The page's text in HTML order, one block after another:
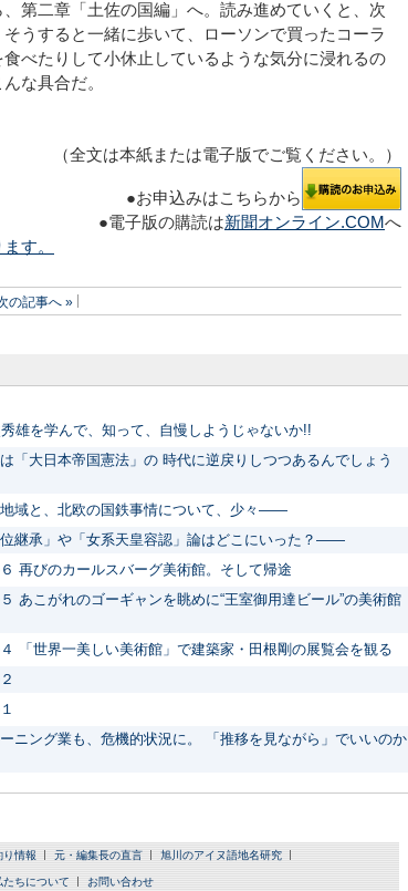
第二章「土佐の国編」へ。読み進めていくと、次
うすると一緒に歩いて、ローソンで買ったコーラ
べたりして小休止しているような気分に浸れるの
な具合だ。
（全文は本紙または電子版でご覧ください。）
●お申込みはこちらから
●電子版の購読は新聞オンライン.COMへ
す。
の記事へ »
雄を学んで、知って、自慢しようじゃないか!!
「大日本帝国憲法」の 時代に逆戻りしつつあるんでしょう
地域と、北欧の国鉄事情について、少々――
継承」や「女系天皇容認」論はどこにいった？――
再びのカールスバーグ美術館。そして帰途
あこがれのゴーギャンを眺めに“王室御用達ビール”の美術館
「世界一美しい美術館」で建築家・田根剛の展覧会を観る
ニング業も、危機的状況に。 「推移を見ながら」でいいのか
り情報 元・編集長の直言 旭川のアイヌ語地名研究
たちについて お問い合わせ